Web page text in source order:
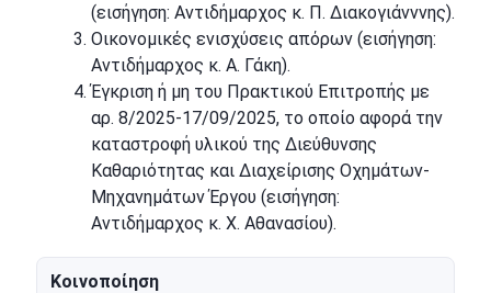
(εισήγηση: Αντιδήμαρχος κ. Π. Διακογιάνννης).
Οικονομικές ενισχύσεις απόρων (εισήγηση:
Αντιδήμαρχος κ. Α. Γάκη).
Έγκριση ή μη του Πρακτικού Επιτροπής με
αρ. 8/2025-17/09/2025, το οποίο αφορά την
καταστροφή υλικού της Διεύθυνσης
Καθαριότητας και Διαχείρισης Οχημάτων-
Μηχανημάτων Έργου (εισήγηση:
Αντιδήμαρχος κ. Χ. Αθανασίου).
Κοινοποίηση